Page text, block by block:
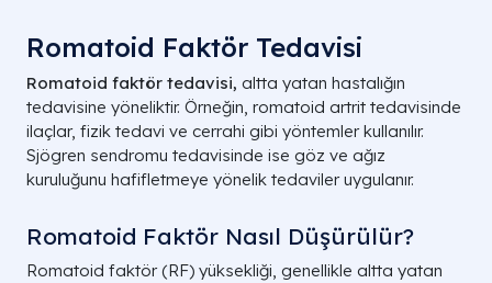
Romatoid Faktör Tedavisi
Romatoid faktör tedavisi, altta yatan hastalığın
tedavisine yöneliktir. Örneğin, romatoid artrit tedavisinde
ilaçlar, fizik tedavi ve cerrahi gibi yöntemler kullanılır.
Sjögren sendromu tedavisinde ise göz ve ağız
kuruluğunu hafifletmeye yönelik tedaviler uygulanır.
Romatoid Faktör Nasıl Düşürülür?
Romatoid faktör (RF) yüksekliği, genellikle altta yatan